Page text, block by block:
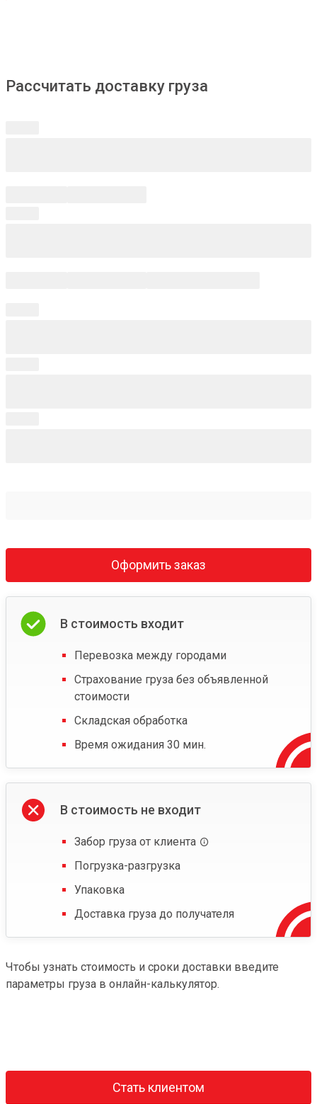
Рассчитать доставку груза
Оформить заказ
В стоимость входит
Перевозка между городами
Страхование груза без объявленной
стоимости
Складская обработка
Время ожидания 30 мин.
В стоимость не входит
Забор груза от клиента
Погрузка-разгрузка
Упаковка
Доставка груза до получателя
Чтобы узнать стоимость и сроки доставки введите
параметры груза в онлайн-калькулятор.
Стать клиентом